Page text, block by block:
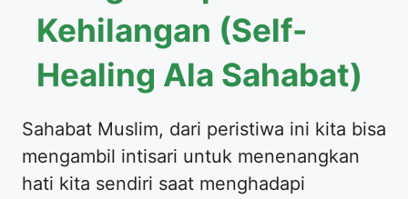
Kehilangan (Self-
Healing Ala Sahabat)
​Sahabat Muslim, dari peristiwa ini kita bisa
mengambil intisari untuk menenangkan
hati kita sendiri saat menghadapi